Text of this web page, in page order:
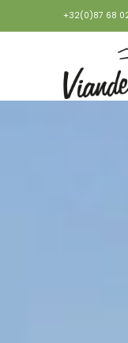
+32(0)87 68